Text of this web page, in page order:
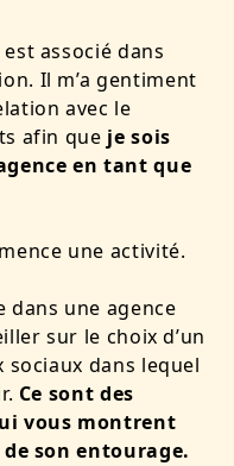
associé dans
Il m’a gentiment
avec le
afin que je sois
en tant que
une activité.
dans une agence
sur le choix d’un
dans lequel
Ce sont des
vous montrent
son entourage.